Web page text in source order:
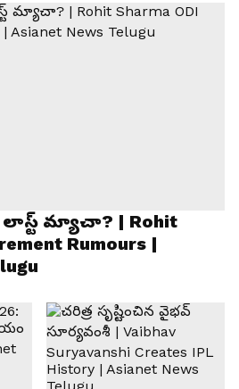
మ్యాచా? | Rohit
Rumours |